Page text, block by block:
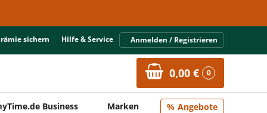
sichern Hilfe & Service Anmelden / Registrieren
0,00 € 0
Business Marken Angebote